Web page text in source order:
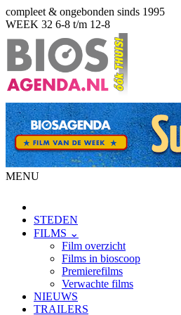
compleet & ongebonden sinds 1995
WEEK 32 6-8 t/m 12-8
MENU
STEDEN
FILMS ⌄
Film overzicht
Films in bioscoop
Premierefilms
Verwachte films
NIEUWS
TRAILERS